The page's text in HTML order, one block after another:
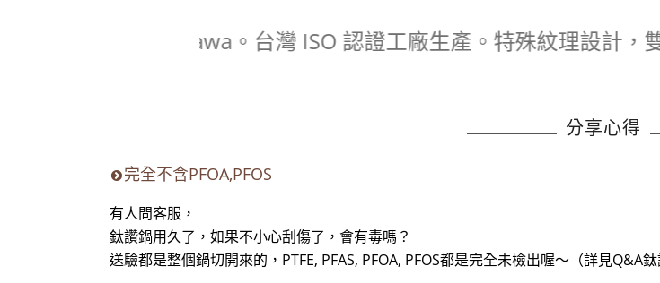
。台灣 ISO 認證工廠生產。特殊紋理設計，雙重物理性不
分享心得
完全不含PFOA,PFOS
有人問客服，
鈦讚鍋用久了，如果不小心刮傷了，會有毒嗎？
送驗都是整個鍋切開來的，PTFE, PFAS, PFOA, PFOS都是完全未檢出喔～（詳見Q&A鈦